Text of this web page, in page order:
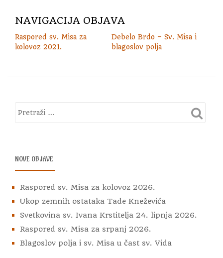
NAVIGACIJA OBJAVA
Raspored sv. Misa za
kolovoz 2021.
Debelo Brdo – Sv. Misa i
blagoslov polja
NOVE OBJAVE
Raspored sv. Misa za kolovoz 2026.
Ukop zemnih ostataka Tade Kneževića
Svetkovina sv. Ivana Krstitelja 24. lipnja 2026.
Raspored sv. Misa za srpanj 2026.
Blagoslov polja i sv. Misa u čast sv. Vida